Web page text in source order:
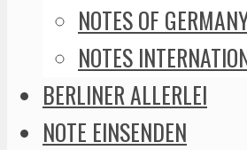
NOTES OF
NOTES
BERLINER ALLERLEI
NOTE EINSENDEN